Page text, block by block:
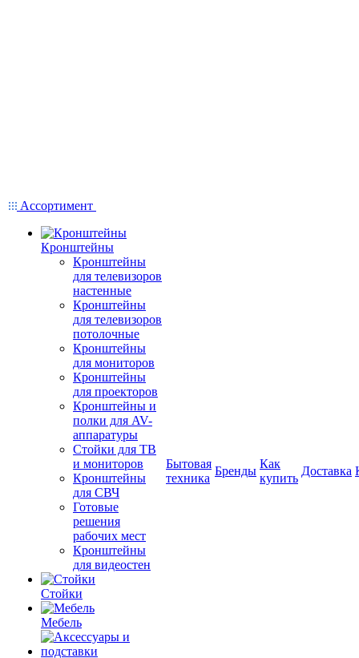
Ассортимент
Кронштейны
Кронштейны
для телевизоров
настенные
Кронштейны
для телевизоров
потолочные
Кронштейны
для мониторов
Кронштейны
для проекторов
Кронштейны и
полки для AV-
аппаратуры
Стойки для ТВ
и мониторов
Кронштейны
для СВЧ
Готовые
решения
рабочих мест
Кронштейны
для видеостен
Стойки
Мебель
Бытовая
техника
Бренды
Как
купить
Доставка